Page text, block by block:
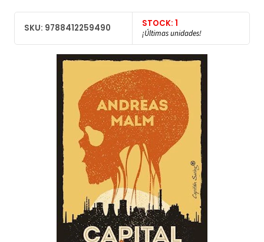
SKU: 9788412259490 STOCK: 1
¡Últimas unidades!